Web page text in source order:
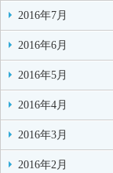
2016年7月
2016年6月
2016年5月
2016年4月
2016年3月
2016年2月